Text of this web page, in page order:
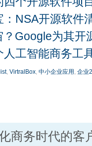
NSA开源软件
Google为其开
工智能商务工
, VirtralBox, 中小企业应用 , 企业
商务时代的客